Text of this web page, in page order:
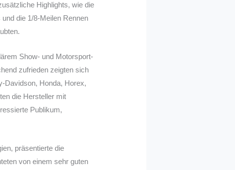
Highlights, wie die
die 1/8-Meilen Rennen
Show- und Motorsport-
zufrieden zeigten sich
Davidson, Honda, Horex,
die Hersteller mit
Publikum,
präsentierte die
von einem sehr guten